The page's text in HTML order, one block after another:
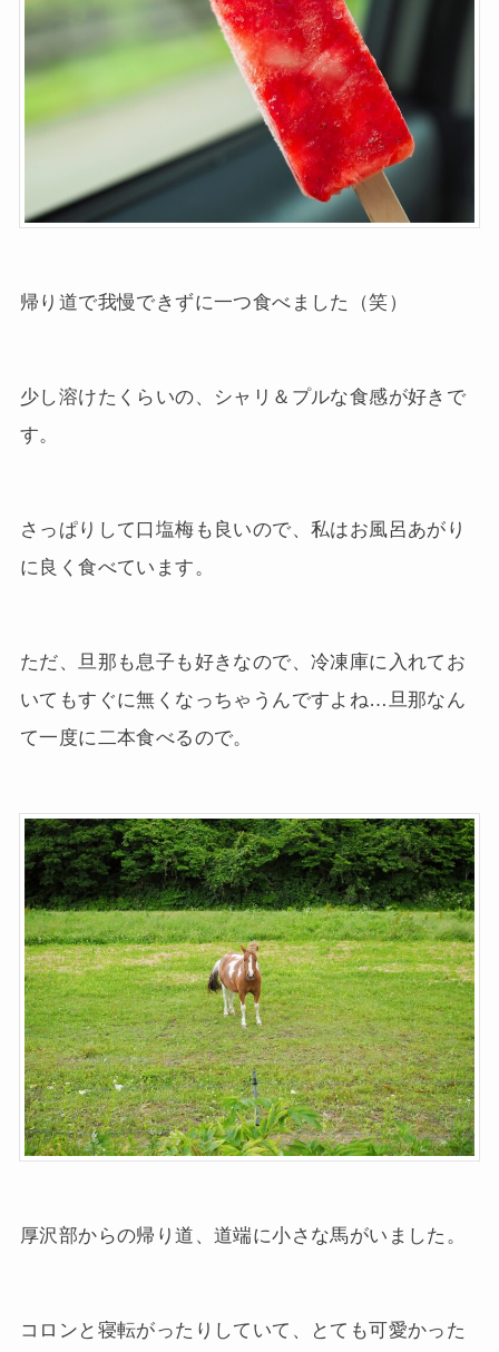
帰り道で我慢できずに一つ食べました（笑）
少し溶けたくらいの、シャリ＆プルな食感が好きで
す。
さっぱりして口塩梅も良いので、私はお風呂あがり
に良く食べています。
ただ、旦那も息子も好きなので、冷凍庫に入れてお
いてもすぐに無くなっちゃうんですよね…旦那なん
て一度に二本食べるので。
厚沢部からの帰り道、道端に小さな馬がいました。
コロンと寝転がったりしていて、とても可愛かった